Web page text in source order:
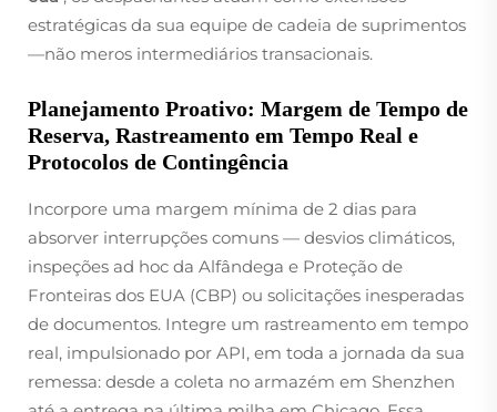
estratégicas da sua equipe de cadeia de suprimentos
—não meros intermediários transacionais.
Planejamento Proativo: Margem de Tempo de
Reserva, Rastreamento em Tempo Real e
Protocolos de Contingência
Incorpore uma margem mínima de 2 dias para
absorver interrupções comuns — desvios climáticos,
inspeções ad hoc da Alfândega e Proteção de
Fronteiras dos EUA (CBP) ou solicitações inesperadas
de documentos. Integre um rastreamento em tempo
real, impulsionado por API, em toda a jornada da sua
remessa: desde a coleta no armazém em Shenzhen